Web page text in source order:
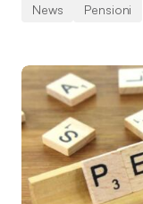
News Pensioni